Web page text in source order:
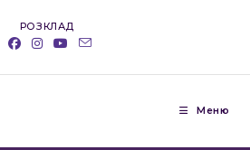
РОЗКЛАД
Меню